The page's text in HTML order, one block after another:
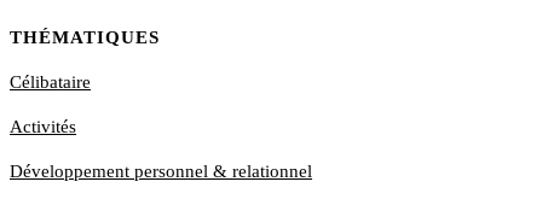
THÉMATIQUES
Célibataire
Activités
Développement personnel & relationnel